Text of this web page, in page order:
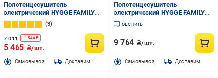
Полотенцесушитель
электрический HYGGE FAMILY
Derby 570х430 белый матовый
3
7 011 -1 546 ₴
5 465 ₴/шт.
Cамовывоз Доставим
Полотенцесушитель
электрический HYGGE FAMILY
Chester 770x530 белый мат
оценить
9 764 ₴/шт.
Cамовывоз Доставим